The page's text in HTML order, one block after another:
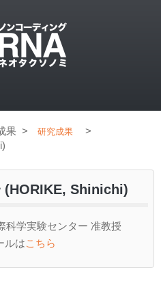
果 > 研究成果
>
(HORIKE, Shinichi)
科学実験センター 准教授
ルはこちら